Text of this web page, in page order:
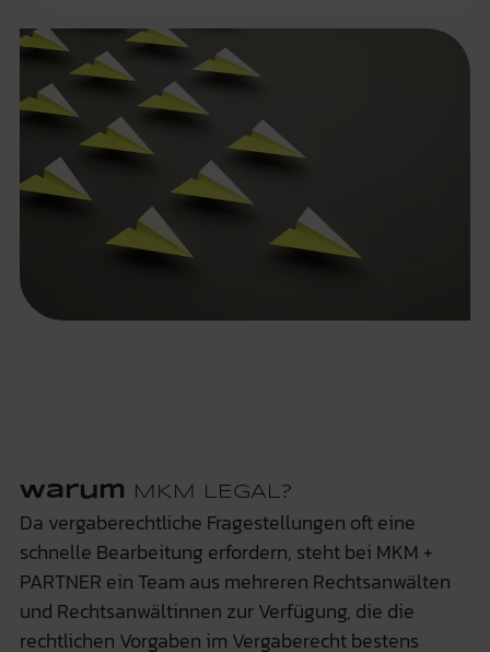
Warum MKM LEGAL?
Da vergaberechtliche Fragestellungen oft eine
schnelle Bearbeitung erfordern, steht bei MKM +
PARTNER ein Team aus mehreren Rechtsanwälten
und Rechtsanwältinnen zur Verfügung, die die
rechtlichen Vorgaben im Vergaberecht bestens